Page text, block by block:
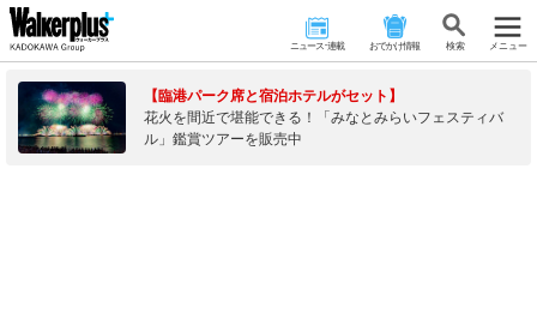
ニュース･連載 おでかけ情報 検 索 メニュー
【臨港パーク席と宿泊ホテルがセット】
花火を間近で堪能できる！「みなとみらいフェスティバ
ル」鑑賞ツアーを販売中